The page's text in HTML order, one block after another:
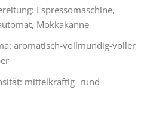
Espressomaschine,
Mokkakanne
aromatisch-vollmundig-voller
mittelkräftig- rund